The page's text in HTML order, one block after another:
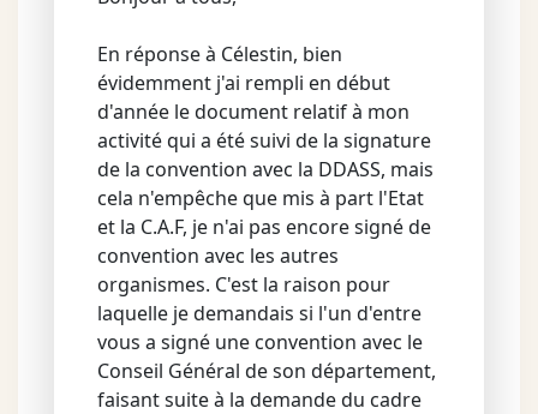
En réponse à Célestin, bien
évidemment j'ai rempli en début
d'année le document relatif à mon
activité qui a été suivi de la signature
de la convention avec la DDASS, mais
cela n'empêche que mis à part l'Etat
et la C.A.F, je n'ai pas encore signé de
convention avec les autres
organismes. C'est la raison pour
laquelle je demandais si l'un d'entre
vous a signé une convention avec le
Conseil Général de son département,
faisant suite à la demande du cadre